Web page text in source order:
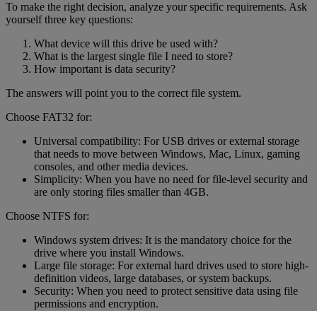
To make the right decision, analyze your specific requirements. Ask
yourself three key questions:
What device will this drive be used with?
What is the largest single file I need to store?
How important is data security?
The answers will point you to the correct file system.
Choose FAT32 for:
Universal compatibility: For USB drives or external storage
that needs to move between Windows, Mac, Linux, gaming
consoles, and other media devices.
Simplicity: When you have no need for file-level security and
are only storing files smaller than 4GB.
Choose NTFS for:
Windows system drives: It is the mandatory choice for the
drive where you install Windows.
Large file storage: For external hard drives used to store high-
definition videos, large databases, or system backups.
Security: When you need to protect sensitive data using file
permissions and encryption.